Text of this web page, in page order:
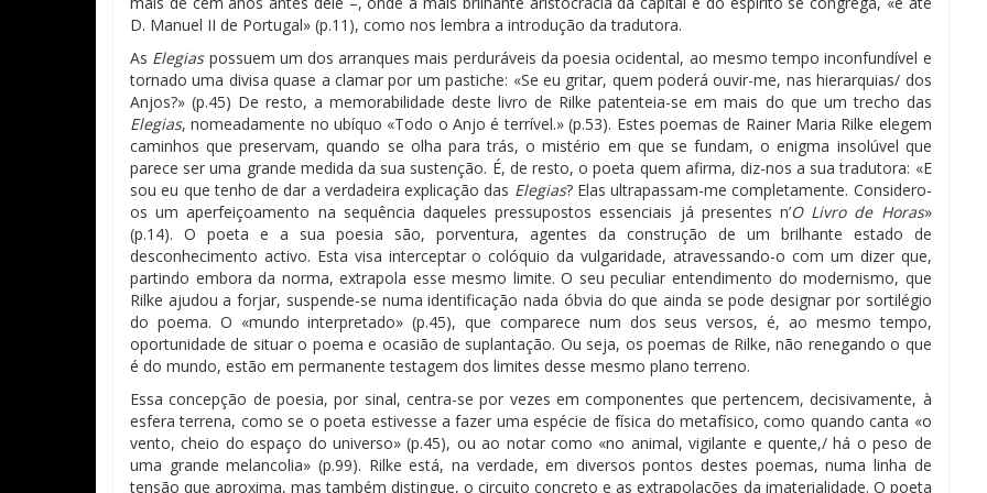
D. Manuel II de Portugal» (p.11), como nos lembra a introdução da tradutora.
As Elegias possuem um dos arranques mais perduráveis da poesia ocidental, ao mesmo tempo inconfundível e
tornado uma divisa quase a clamar por um pastiche: «Se eu gritar, quem poderá ouvir-me, nas hierarquias/ dos
Anjos?» (p.45) De resto, a memorabilidade deste livro de Rilke patenteia-se em mais do que um trecho das
Elegias, nomeadamente no ubíquo «Todo o Anjo é terrível.» (p.53). Estes poemas de Rainer Maria Rilke elegem
caminhos que preservam, quando se olha para trás, o mistério em que se fundam, o enigma insolúvel que
parece ser uma grande medida da sua sustenção. É, de resto, o poeta quem afirma, diz-nos a sua tradutora: «E
sou eu que tenho de dar a verdadeira explicação das Elegias? Elas ultrapassam-me completamente. Considero-
os um aperfeiçoamento na sequência daqueles pressupostos essenciais já presentes n’O Livro de Horas»
(p.14). O poeta e a sua poesia são, porventura, agentes da construção de um brilhante estado de
desconhecimento activo. Esta visa interceptar o colóquio da vulgaridade, atravessando-o com um dizer que,
partindo embora da norma, extrapola esse mesmo limite. O seu peculiar entendimento do modernismo, que
Rilke ajudou a forjar, suspende-se numa identificação nada óbvia do que ainda se pode designar por sortilégio
do poema. O «mundo interpretado» (p.45), que comparece num dos seus versos, é, ao mesmo tempo,
oportunidade de situar o poema e ocasião de suplantação. Ou seja, os poemas de Rilke, não renegando o que
é do mundo, estão em permanente testagem dos limites desse mesmo plano terreno.
Essa concepção de poesia, por sinal, centra-se por vezes em componentes que pertencem, decisivamente, à
esfera terrena, como se o poeta estivesse a fazer uma espécie de física do metafísico, como quando canta «o
vento, cheio do espaço do universo» (p.45), ou ao notar como «no animal, vigilante e quente,/ há o peso de
uma grande melancolia» (p.99). Rilke está, na verdade, em diversos pontos destes poemas, numa linha de
tensão que aproxima, mas também distingue, o circuito concreto e as extrapolações da imaterialidade. O poeta